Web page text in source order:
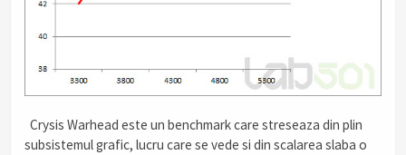
Crysis Warhead este un benchmark care streseaza din plin
subsistemul grafic, lucru care se vede si din scalarea slaba o